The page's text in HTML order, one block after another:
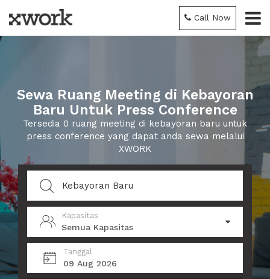
Call Now
Sewa Ruang Meeting di Kebayoran
Baru Untuk Press Conference
Tersedia 0 ruang meeting di kebayoran baru untuk
press conference yang dapat anda sewa melalui
XWORK
Kapasitas
Semua Kapasitas
Tanggal
09 Aug 2026